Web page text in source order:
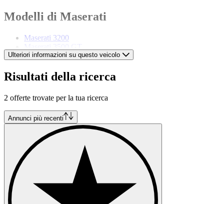
Modelli di Maserati
Maserati 3200
Maserati 3500 GTI
Maserati Biturbo
Maserati Ghibli
Maserati MC20
Maserati Merak
Maserati Mistral
Maserati Quattroporte
Maserati Spyder
Ulteriori informazioni su questo veicolo
Risultati della ricerca
2 offerte trovate per la tua ricerca
Annunci più recenti